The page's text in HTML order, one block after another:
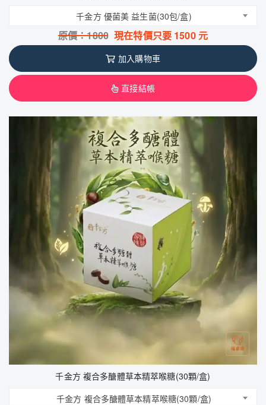
千金方 優菌美 益生菌(30包/盒)
原價：1800 現在特價只要 1500元
加入購物車
直接結帳
千金方 複合多醣體草本精萃喉糖(30顆/盒)
千金方 複合多醣體草本精萃喉糖(30顆/盒)